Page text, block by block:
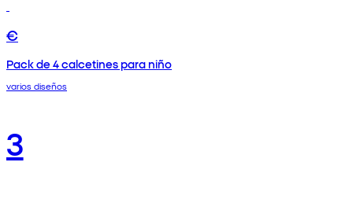
€
Pack de 4 calcetines para niño
varios diseños
3